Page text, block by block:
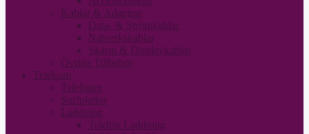
Kablar & Adaptrar
Data- & Strömkablar
Nätverkskablar
Skärm & Displaykablar
Övriga Tillbehör
Telekom
Telefoner
Surfplattor
Laddning
Trådlös Laddning